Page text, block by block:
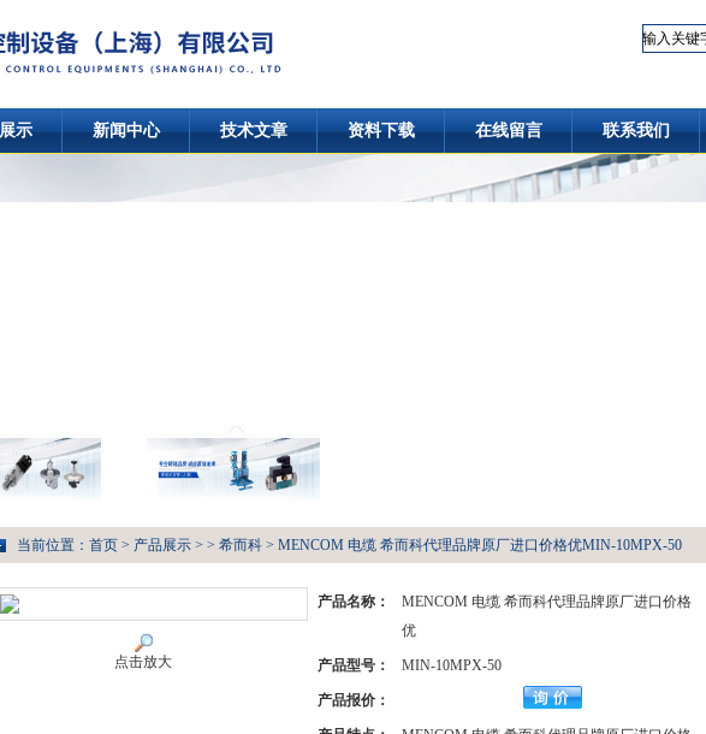
示 新闻中心 技术文章 资料下载 在线留言 联系我们
当前位置： 首页 > 产品展示 > > 希而科 > MENCOM 电缆 希而科代理品牌原厂进口价格优MIN-10MPX-50
点击放大
产品名称：
MENCOM 电缆 希而科代理品牌原厂进口价格
优
产品型号： MIN-10MPX-50
产品报价：